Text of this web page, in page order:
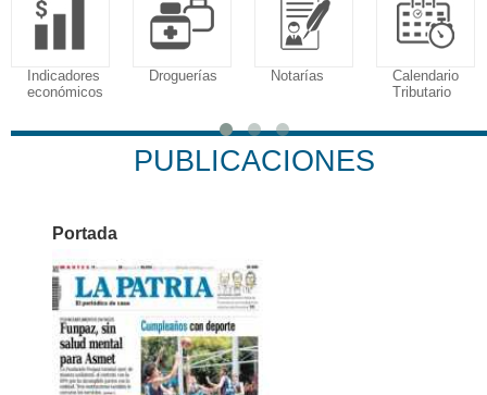
Indicadores
económicos
Droguerías Notarías
Calendario
Tributario
PUBLICACIONES
Portada